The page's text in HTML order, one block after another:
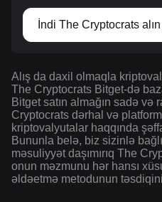
İndi The Cryptocrats alın
Alış da daxil olmaqla
The Cryptocrats Bitget-də
Bitget satın almağın sadə və
Cryptocrats dərhal və
kriptovalyutalar haqqında
Bununla belə, biz sizinlə
məsuliyyət daşımırıq The
onun məzmunu hər hansı
əldəetmə metodunun